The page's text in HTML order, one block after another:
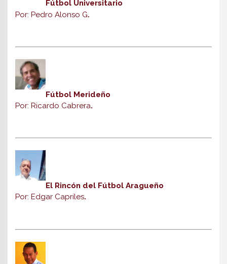
Fútbol Universitario
Por: Pedro Alonso G.
Fútbol Merideño
Por: Ricardo Cabrera.
El Rincón del Fútbol Aragueño
Por: Edgar Capriles.